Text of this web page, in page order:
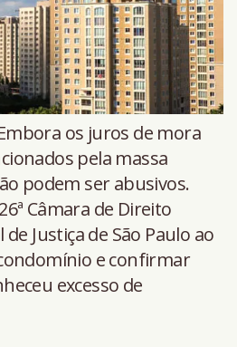
os juros de mora
pela massa
podem ser abusivos.
Câmara de Direito
Justiça de São Paulo ao
e confirmar
excesso de